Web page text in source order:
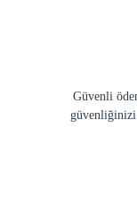
Güvenli
güvenliğinizi